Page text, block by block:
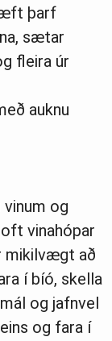
þarf
sætar
fleira úr
auknu
vinum og
vinahópar
mikilvægt að
í bíó, skella
og jafnvel
og fara í